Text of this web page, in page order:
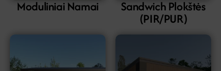
Moduliniai Namai Sandwich Plokštės
(PIR/PUR)